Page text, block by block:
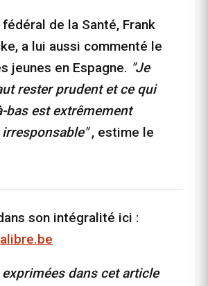
de la Santé, Frank
a lui aussi commenté le
jeunes en Espagne. "Je
rester prudent et ce qui
bas est extrêmement
, estime le
son intégralité ici :
dans cet article